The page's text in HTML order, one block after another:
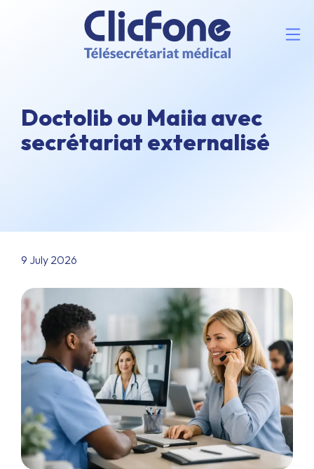
Doctolib ou Maiia avec
secrétariat externalisé
9 July 2026